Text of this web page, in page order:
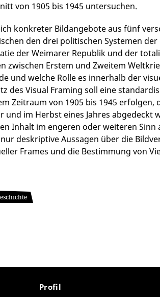
von 1905 bis 1945 untersuchen.
konkreter Bildangebote aus fünf
den drei politischen Systemen
der Weimarer Republik und der
zwischen Erstem und Zweitem
und welche Rolle es innerhalb der
des Visual Framing soll eine
Zeitraum von 1905 bis 1945
und im Herbst eines Jahres abgedeckt
Inhalt im engeren oder weiteren
deskriptive Aussagen über die
Frames und die Bestimmung von
Profil